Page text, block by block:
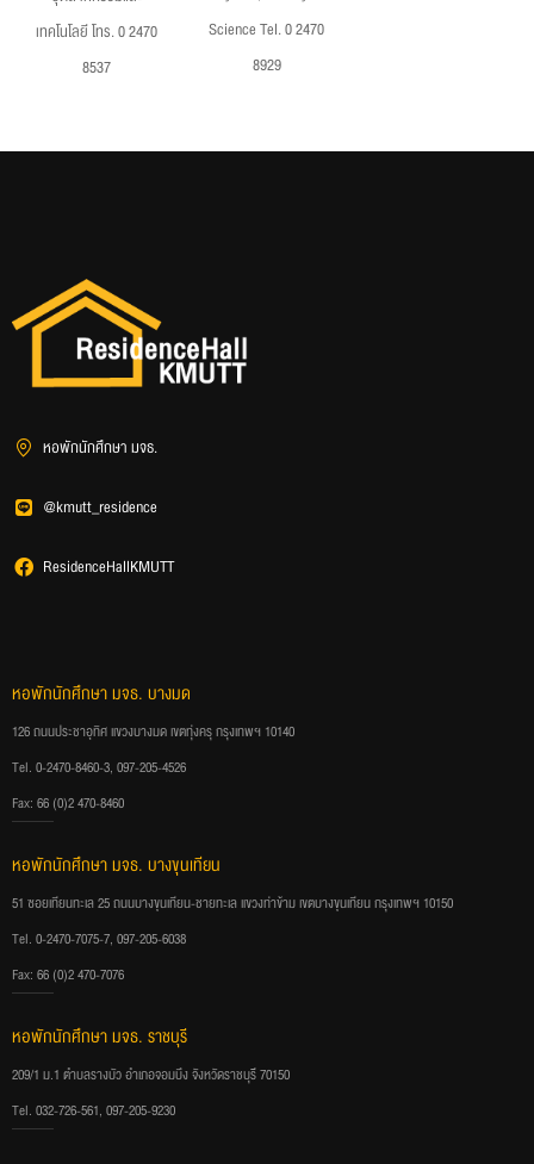
เทคโนโลยี โทร. 0 2470
8537
Science Tel. 0 2470
8929
หอพักนักศึกษา มจธ.
@kmutt_residence
ResidenceHallKMUTT
หอพักนักศึกษา มจธ. บางมด
126 ถนนประชาอุทิศ แขวงบางมด เขตทุ่งครุ กรุงเทพฯ 10140
Tel. 0-2470-8460-3, 097-205-4526
Fax: 66 (0)2 470-8460
หอพักนักศึกษา มจธ. บางขุนเทียน
51 ซอยเทียนทะเล 25 ถนนบางขุนเทียน-ชายทะเล แขวงท่าข้าม เขตบางขุนเทียน กรุงเทพฯ 10150
Tel. 0-2470-7075-7, 097-205-6038
Fax: 66 (0)2 470-7076
หอพักนักศึกษา มจธ. ราชบุรี
209/1 ม.1 ตำบลรางบัว อำเภอจอมบึง จังหวัดราชบุรี 70150
Tel. 032-726-561, 097-205-9230